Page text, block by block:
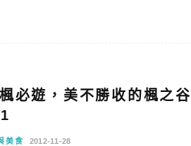
必遊，美不勝收的楓之谷
美食 2012-11-28